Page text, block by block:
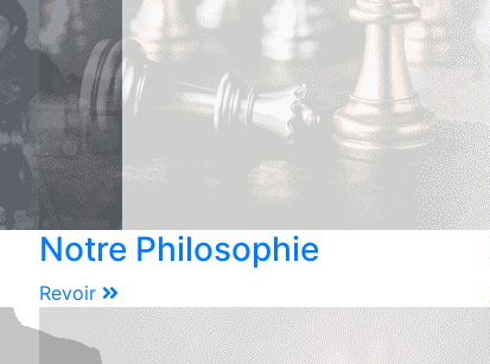
Notre Philosophie
Revoir